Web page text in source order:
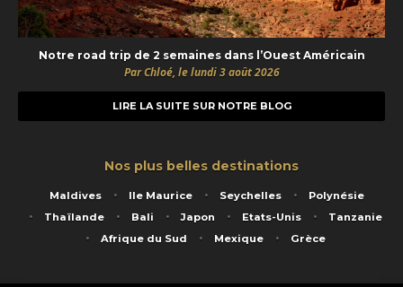
Notre road trip de 2 semaines dans l’Ouest Américain
Par Chloé, le lundi 3 août 2026
LIRE LA SUITE SUR NOTRE BLOG
Nos plus belles destinations
Maldives Ile Maurice Seychelles
Polynésie
Thaïlande
Bali Japon Etats-Unis
Tanzanie
Afrique du Sud
Mexique Grèce